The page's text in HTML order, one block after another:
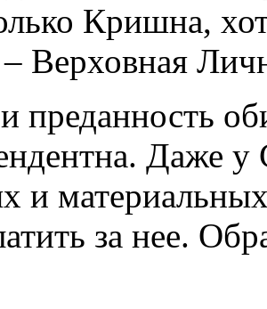
Кришна,
Верховная
преданность
Даже
и
за нее.